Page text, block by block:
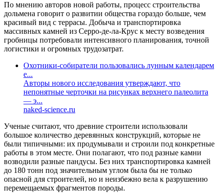
По мнению авторов новой работы, процесс строительства
дольмена говорит о развитии общества гораздо больше, чем
красивый вид с террасы. Добыча и транспортировка
массивных камней из Серро-де-ла-Крус к месту возведения
гробницы потребовали интенсивного планирования, точной
логистики и огромных трудозатрат.
Охотники-собиратели пользовались лунным календарем
е...
Авторы нового исследования утверждают, что
непонятные черточки на рисунках верхнего палеолита
— э...
naked-science.ru
Ученые считают, что древние строители использовали
большое количество деревянных конструкций, которые не
были типичными: их продумывали и строили под конкретные
работы в этом месте. Они полагают, что под разные камни
возводили разные пандусы. Без них транспортировка камней
до 180 тонн под значительным углом была бы не только
опасной для строителей, но и неизбежно вела к разрушению
перемещаемых фрагментов породы.